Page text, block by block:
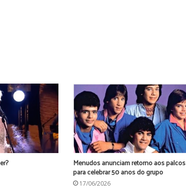
Menudos anunciam retorno aos palcos
para celebrar 50 anos do grupo
17/06/2026